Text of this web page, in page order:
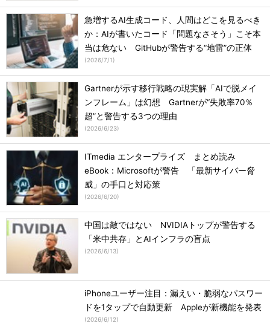
急増するAI生成コード、人間はどこを見るべき
か：AIが書いたコード「問題なさそう」こそ本
当は危ない GitHubが警告する“地雷”の正体
(2026/7/1)
Gartnerが示す移行戦略の現実解「AIで脱メイ
ンフレーム」は幻想 Gartnerが“失敗率70％
超”と警告する3つの理由
(2026/6/23)
ITmedia エンタープライズ まとめ読み
eBook：Microsoftが警告 「最新サイバー脅
威」の手口と対応策
(2026/6/20)
中国は敵ではない NVIDIAトップが警告する
「米中共存」とAIインフラの盲点
(2026/6/13)
iPhoneユーザー注目：漏えい・脆弱なパスワー
ドを1タップで自動更新 Appleが新機能を発表
(2026/6/12)